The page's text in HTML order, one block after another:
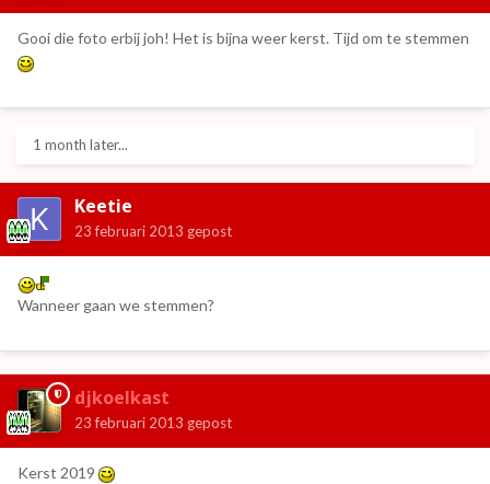
Gooi die foto erbij joh! Het is bijna weer kerst. Tijd om te stemmen
1 month later...
Keetie
23 februari 2013 gepost
Wanneer gaan we stemmen?
djkoelkast
23 februari 2013 gepost
Kerst 2019